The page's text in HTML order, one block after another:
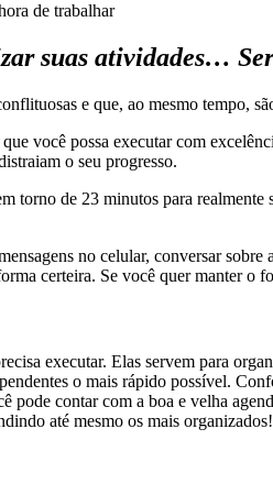
suas atividades…
e que, ao mesmo tempo,
você possa executar com
o seu progresso.
torno de 23 minutos para
no celular, conversar
certeira. Se você quer manter o
executar. Elas servem para
o mais rápido possível.
pode contar com a boa e velha
até mesmo os mais organizados!